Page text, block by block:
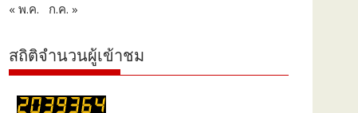
« พ.ค. ก.ค. »
สถิติจำนวนผู้เข้าชม